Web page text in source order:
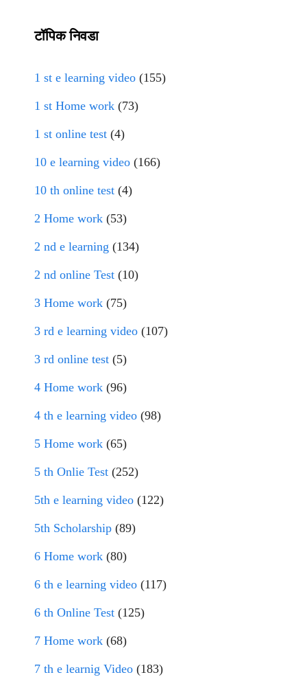
टॉपिक निवडा
1 st e learning video (155)
1 st Home work (73)
1 st online test (4)
10 e learning video (166)
10 th online test (4)
2 Home work (53)
2 nd e learning (134)
2 nd online Test (10)
3 Home work (75)
3 rd e learning video (107)
3 rd online test (5)
4 Home work (96)
4 th e learning video (98)
5 Home work (65)
5 th Onlie Test (252)
5th e learning video (122)
5th Scholarship (89)
6 Home work (80)
6 th e learning video (117)
6 th Online Test (125)
7 Home work (68)
7 th e learnig Video (183)